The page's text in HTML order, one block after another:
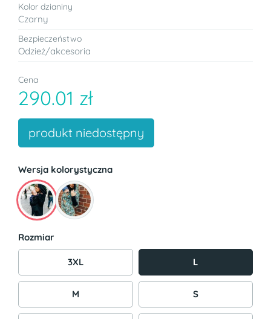
Kolor dzianiny
Czarny
Bezpieczeństwo
Odzież/akcesoria
Cena
290.01 zł
produkt niedostępny
Wersja kolorystyczna
Rozmiar
3XL L
M S